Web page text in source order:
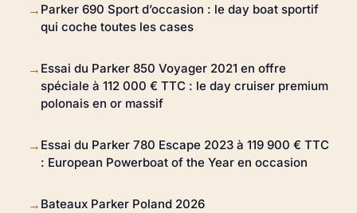
→ Parker 690 Sport d’occasion : le day boat sportif
qui coche toutes les cases
→ Essai du Parker 850 Voyager 2021 en offre
spéciale à 112 000 € TTC : le day cruiser premium
polonais en or massif
→ Essai du Parker 780 Escape 2023 à 119 900 € TTC
: European Powerboat of the Year en occasion
→ Bateaux Parker Poland 2026